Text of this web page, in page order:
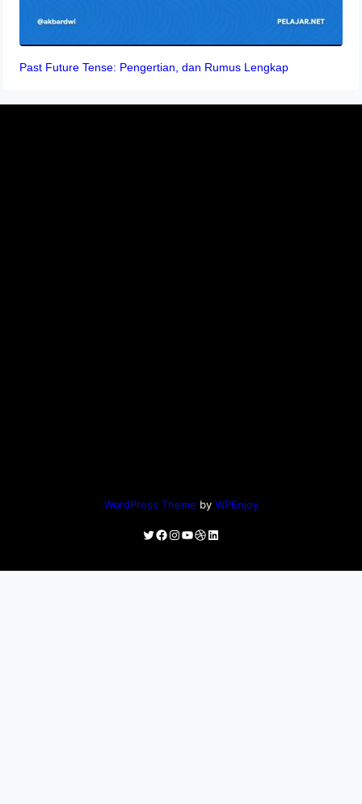
Past Future Tense: Pengertian, dan Rumus Lengkap
WordPress Theme by WPEnjoy
Twitter
Facebook
Instagram
YouTube
Dribbble
LinkedIn